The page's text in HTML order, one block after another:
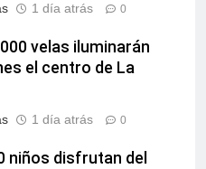
1 día atrás 0
velas iluminarán
el centro de La
1 día atrás 0
niños disfrutan del